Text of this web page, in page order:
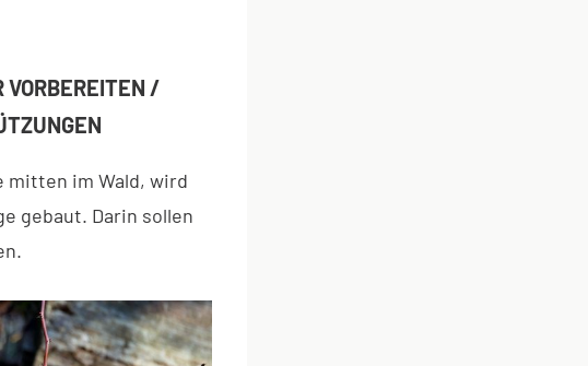
VORBEREITEN /
mitten im Wald, wird
gebaut. Darin sollen